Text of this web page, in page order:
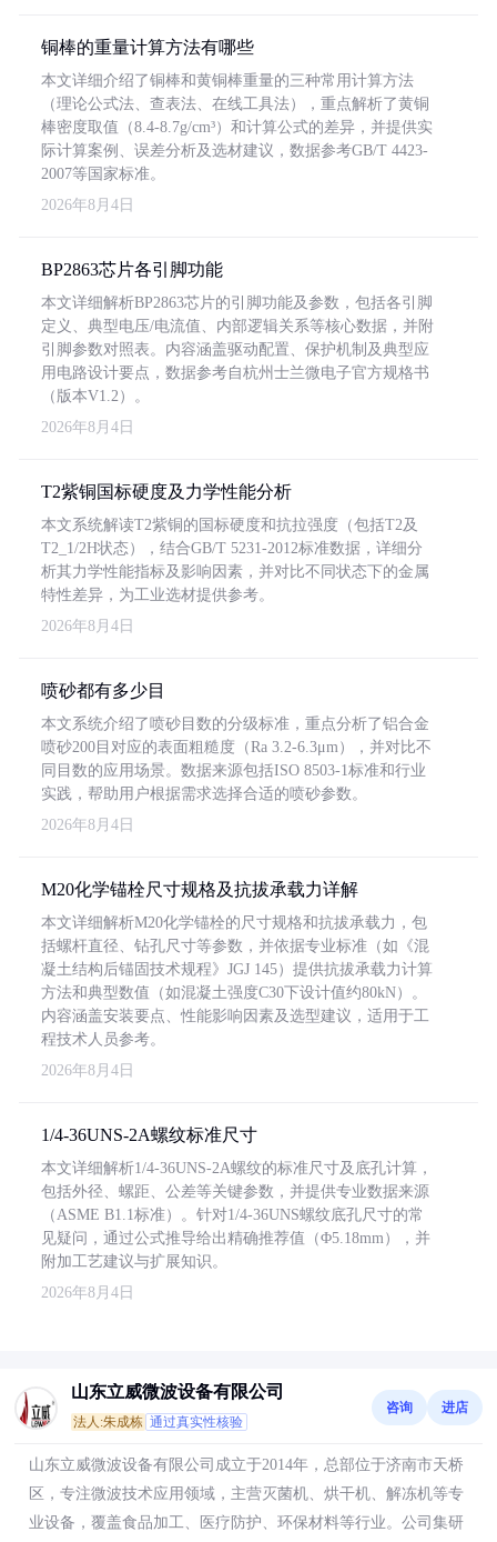
铜棒的重量计算方法有哪些
本文详细介绍了铜棒和黄铜棒重量的三种常用计算方法
（理论公式法、查表法、在线工具法），重点解析了黄铜
棒密度取值（8.4-8.7g/cm³）和计算公式的差异，并提供实
际计算案例、误差分析及选材建议，数据参考GB/T 4423-
2007等国家标准。
2026年8月4日
BP2863芯片各引脚功能
本文详细解析BP2863芯片的引脚功能及参数，包括各引脚
定义、典型电压/电流值、内部逻辑关系等核心数据，并附
引脚参数对照表。内容涵盖驱动配置、保护机制及典型应
用电路设计要点，数据参考自杭州士兰微电子官方规格书
（版本V1.2）。
2026年8月4日
T2紫铜国标硬度及力学性能分析
本文系统解读T2紫铜的国标硬度和抗拉强度（包括T2及
T2_1/2H状态），结合GB/T 5231-2012标准数据，详细分
析其力学性能指标及影响因素，并对比不同状态下的金属
特性差异，为工业选材提供参考。
2026年8月4日
喷砂都有多少目
本文系统介绍了喷砂目数的分级标准，重点分析了铝合金
喷砂200目对应的表面粗糙度（Ra 3.2-6.3μm），并对比不
同目数的应用场景。数据来源包括ISO 8503-1标准和行业
实践，帮助用户根据需求选择合适的喷砂参数。
2026年8月4日
M20化学锚栓尺寸规格及抗拔承载力详解
本文详细解析M20化学锚栓的尺寸规格和抗拔承载力，包
括螺杆直径、钻孔尺寸等参数，并依据专业标准（如《混
凝土结构后锚固技术规程》JGJ 145）提供抗拔承载力计算
方法和典型数值（如混凝土强度C30下设计值约80kN）。
内容涵盖安装要点、性能影响因素及选型建议，适用于工
程技术人员参考。
2026年8月4日
1/4-36UNS-2A螺纹标准尺寸
本文详细解析1/4-36UNS-2A螺纹的标准尺寸及底孔计算，
包括外径、螺距、公差等关键参数，并提供专业数据来源
（ASME B1.1标准）。针对1/4-36UNS螺纹底孔尺寸的常
见疑问，通过公式推导给出精确推荐值（Φ5.18mm），并
附加工艺建议与扩展知识。
2026年8月4日
山东立威微波设备有限公司
法人:朱成栋 通过真实性核验
咨询 进店
山东立威微波设备有限公司成立于2014年，总部位于济南市天桥
区，专注微波技术应用领域，主营灭菌机、烘干机、解冻机等专
业设备，覆盖食品加工、医疗防护、环保材料等行业。公司集研